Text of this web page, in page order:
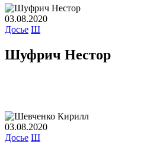
03.08.2020
Досье Ш
Шуфрич Нестор
03.08.2020
Досье Ш